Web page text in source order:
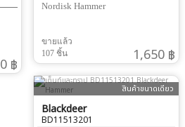
฿
Nordisk Hammer
ขายแล้ว
107 ชิ้น
1,650 ฿
สินค้าขนาดเดียว
Blackdeer
BD11513201